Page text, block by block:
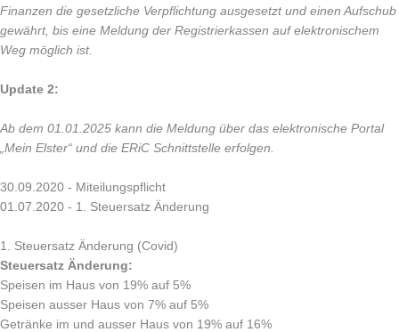
Finanzen die gesetzliche Verpflichtung ausgesetzt und einen Aufschub
gewährt, bis eine Meldung der Registrierkassen auf elektronischem
Weg möglich ist.
Update 2:
Ab dem 01.01.2025 kann die Meldung über das elektronische Portal
„Mein Elster“ und die ERiC Schnittstelle erfolgen.
30.09.2020 - Miteilungspflicht
01.07.2020 - 1. Steuersatz Änderung
1. Steuersatz Änderung (Covid)
Steuersatz Änderung:
Speisen im Haus von 19% auf 5%
Speisen ausser Haus von 7% auf 5%
Getränke im und ausser Haus von 19% auf 16%